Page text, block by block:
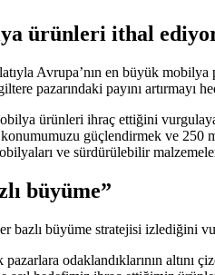
ürünleri ithal
Avrupa’nın en büyük
pazarındaki payını artırmayı
ürünleri ihraç ettiğini
güçlendirmek ve
ve sürdürülebilir
büyüme”
bazlı büyüme stratejisi izlediğini
odaklandıklarının